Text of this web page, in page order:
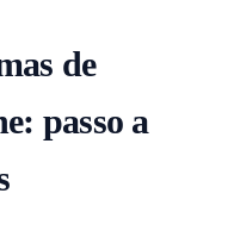
de
passo a